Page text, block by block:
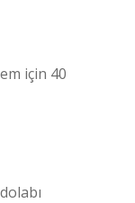
için 40